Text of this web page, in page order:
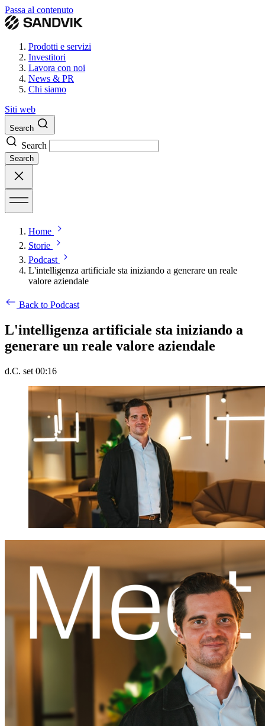
Passa al contenuto
Prodotti e servizi
Investitori
Lavora con noi
News & PR
Chi siamo
Siti web
Search
Search
Search
Home
Storie
Podcast
L'intelligenza artificiale sta iniziando a generare un reale
valore aziendale
Back to Podcast
L'intelligenza artificiale sta iniziando a
generare un reale valore aziendale
d.C. set 00:16